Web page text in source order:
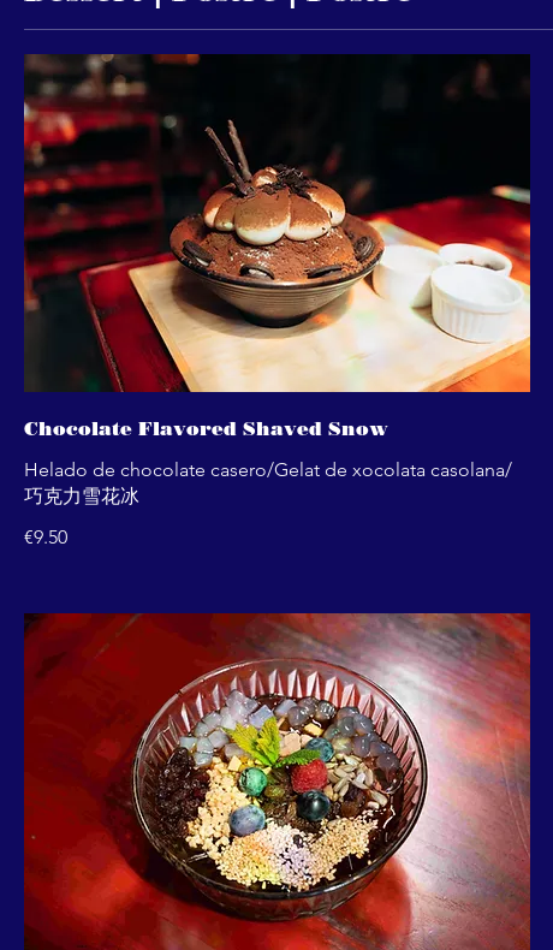
Chocolate Flavored Shaved Snow
Helado de chocolate casero/Gelat de xocolata casolana/
巧克力雪花冰
€9.50